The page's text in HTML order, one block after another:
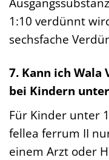
1:10 verdünnt
sechsfache
7. Kann ich Wala
bei Kindern
Für Kinder unter
fellea ferrum II
einem Arzt oder